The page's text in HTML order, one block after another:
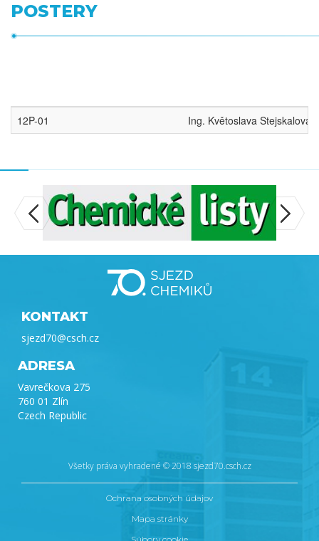
POSTERY
12P-01 Ing. Květoslava Stejskalová
KONTAKT
sjezd70@csch.cz
ADRESA
Vavrečkova 275
760 01 Zlín
Czech Republic
Všetky práva vyhradené © 2018 sjezd70.csch.cz
Ochrana osobných údajov
Mapa stránky